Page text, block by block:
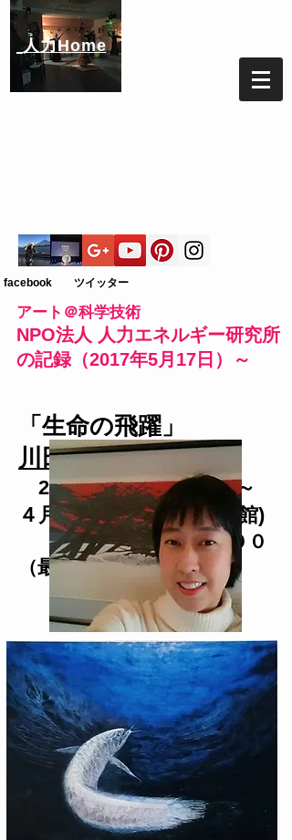
人力Home
facebook ツイッター
アート＠科学技術
NPO法人 人力エネルギー研究所
の記録（2017年5月17日）～
「生命の飛躍」
川田恭子 日本画展
2018年３月３１日(土)～
４月２２日(日) (月曜休館)
１０：００～１７：００
（最終日１６：００まで）